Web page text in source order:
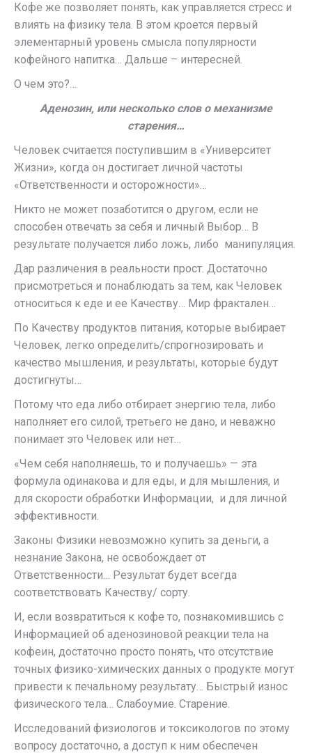
Кофе же позволяет понять, как управляется стресс и
влиять на физику тела. В этом кроется первый
элементарный уровень смысла популярности
кофейного напитка… Дальше – интересней.
О чем это?…
Аденозин, или несколько слов о механизме
старения…
Человек считается поступившим в «Университет
Жизни», когда он достигает личной частоты
«Ответственности и осторожности»…
Никто не может позаботится о другом, если не
способен отвечать за себя и личный Выбор… В
результате получается либо ложь, либо манипуляция.
Дар различения в реальности прост. Достаточно
присмотреться и понаблюдать за тем, как Человек
относиться к еде и ее Качеству… Мир фрактален…
По Качеству продуктов питания, которые выбирает
Человек, легко определить/спрогнозировать и
качество мышления, и результаты, которые будут
достигнуты…
Потому что еда либо отбирает энергию тела, либо
наполняет его силой, третьего не дано, и неважно
понимает это Человек или нет…
«Чем себя наполняешь, то и получаешь» — эта
формула одинакова и для еды, и для мышления, и
для скорости обработки Информации, и для личной
эффективности.
Законы Физики невозможно купить за деньги, а
незнание Закона, не освобождает от
Ответственности… Результат будет всегда
соответствовать Качеству/ сорту.
И, если возвратиться к кофе то, познакомившись с
Информацией об аденозиновой реакции тела на
кофеин, достаточно просто понять, что отсутствие
точных физико-химических данных о продукте могут
привести к печальному результату… Быстрый износ
физического тела… Слабоумие. Старение.
Исследований физиологов и токсикологов по этому
вопросу достаточно, а доступ к ним обеспечен